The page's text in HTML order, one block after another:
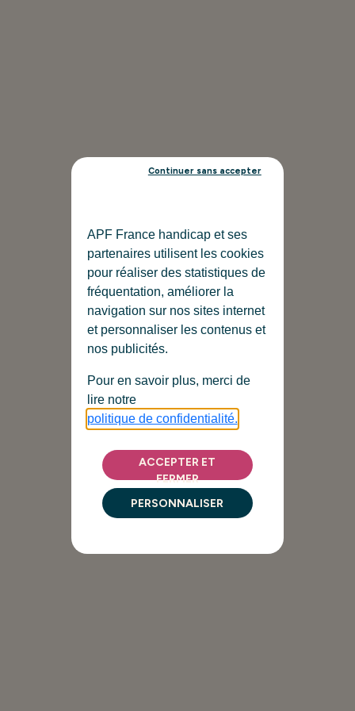
APF France handicap et ses
partenaires utilisent les cookies
pour réaliser des statistiques de
fréquentation, améliorer la
navigation sur nos sites internet
et personnaliser les contenus et
nos publicités.
Pour en savoir plus, merci de
lire notre
politique de confidentialité.
ACCEPTER ET
FERMER
Continuer sans accepter
PERSONNALISER